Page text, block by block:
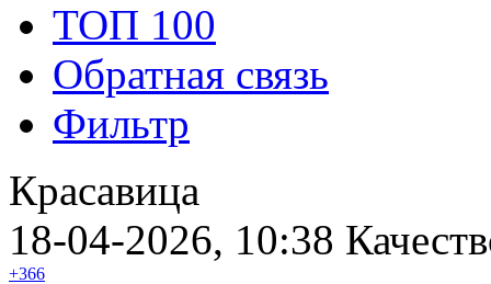
ТОП 100
Обратная связь
Фильтр
Красавица
18-04-2026, 10:38
+366